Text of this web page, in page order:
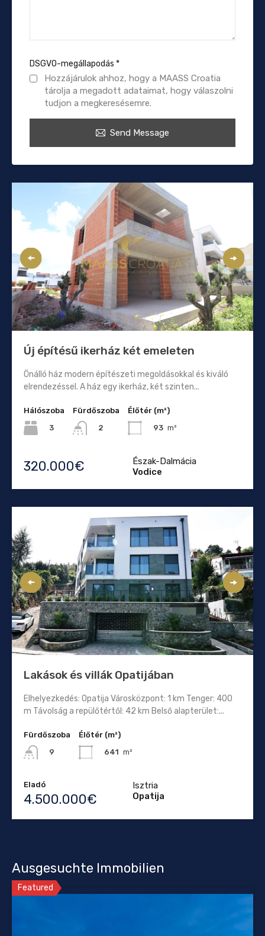
DSGVO-megállapodás *
Hozzájárulok ahhoz, hogy a MAASS Croatia
tárolja a megadott adataimat, hogy válaszolni
tudjon a megkeresésemre.
Send Message
Új építésű ikerház két emeleten
Önálló ház modern építészeti megoldásokkal és kiváló
elrendezéssel. A ház egy ikerház, két szinten...
Hálószoba
3
Fürdőszoba
2
Élőtér (m²)
93 m²
320.000€
Észak-Dalmácia
Vodice
Lakások és villák Opatijában
Elhelyezkedés: Opatija Városközpont: 1 km Tenger: 400
m Távolság a repülőtértől: 42 km Belső alapterület:...
Fürdőszoba
9
Élőtér (m²)
641 m²
Eladó
4.500.000€
Isztria
Opatija
Ausgesuchte Immobilien
Featured